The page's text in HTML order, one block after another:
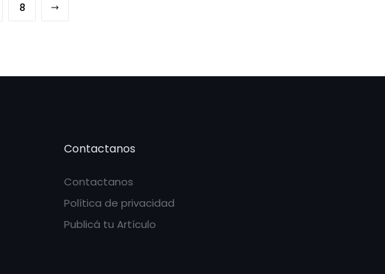
8
Contactanos
Contactanos
Política de privacidad
Publicá tu Artículo